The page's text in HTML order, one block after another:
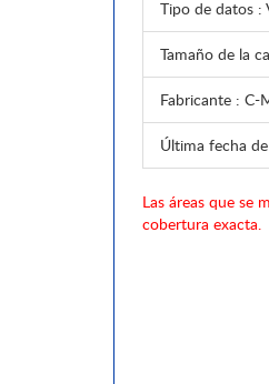
Tipo de datos :
Tamaño de la
Fabricante : C-
Última fecha
Las áreas que se
cobertura exacta.